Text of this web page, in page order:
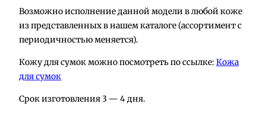
у
м
к
а
з
к
Возможно исполнение данной модели в любой коже
из представленных в нашем каталоге (ассортимент с
периодичностью меняется).
Кожу для сумок можно посмотреть по ссылке: Кожа
для сумок
Срок изготовления 3 — 4 дня.